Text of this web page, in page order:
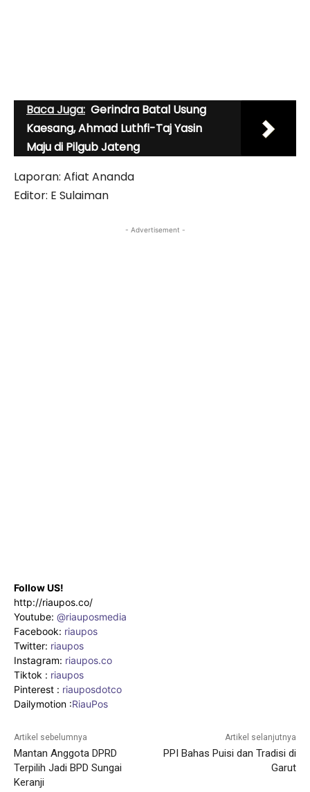
Baca Juga: Gerindra Batal Usung
Kaesang, Ahmad Luthfi-Taj Yasin
Maju di Pilgub Jateng
Laporan: Afiat Ananda
Editor: E Sulaiman
- Advertisement -
Follow US!
http://riaupos.co/
Youtube: @riauposmedia
Facebook: riaupos
Twitter: riaupos
Instagram: riaupos.co
Tiktok : riaupos
Pinterest : riauposdotco
Dailymotion :RiauPos
Artikel sebelumnya
Mantan Anggota DPRD
Terpilih Jadi BPD Sungai
Keranji
Artikel selanjutnya
PPI Bahas Puisi dan Tradisi di
Garut